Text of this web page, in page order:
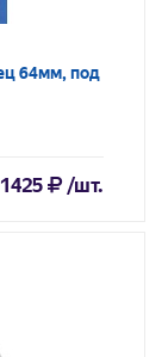
64мм, под
1425 /шт.